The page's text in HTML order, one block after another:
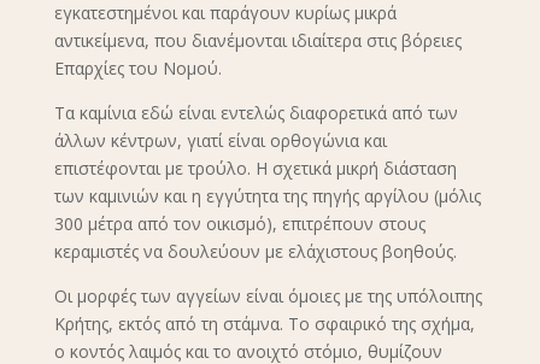
εγκατεστημένοι και παράγουν κυρίως μικρά
αντικείμενα, που διανέμονται ιδιαίτερα στις βόρειες
Επαρχίες του Νομού.
Τα καμίνια εδώ είναι εντελώς διαφορετικά από των
άλλων κέντρων, γιατί είναι ορθογώνια και
επιστέφονται με τρούλο. Η σχετικά μικρή διάσταση
των καμινιών και η εγγύτητα της πηγής αργίλου (μόλις
300 μέτρα από τον οικισμό), επιτρέπουν στους
κεραμιστές να δουλεύουν με ελάχιστους βοηθούς.
Οι μορφές των αγγείων είναι όμοιες με της υπόλοιπης
Κρήτης, εκτός από τη στάμνα. Το σφαιρικό της σχήμα,
ο κοντός λαιμός και το ανοιχτό στόμιο, θυμίζουν